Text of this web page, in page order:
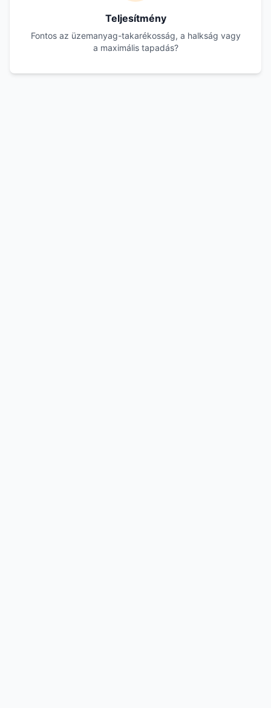
Teljesítmény
Fontos az üzemanyag-takarékosság, a halkság vagy
a maximális tapadás?